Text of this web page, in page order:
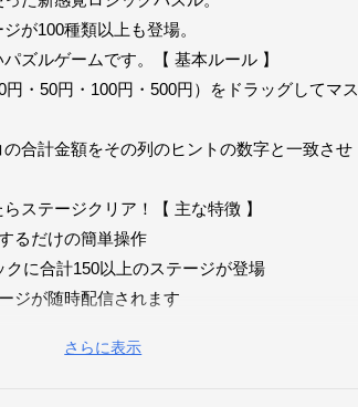
が100種類以上も登場。
ズルゲームです。【 基本ルール 】
・50円・100円・500円）をドラッグしてマス
合計金額をその列のヒントの数字と一致させ
ステージクリア！【 主な特徴 】
るだけの簡単操作
クに合計150以上のステージが登場
ジが随時配信されます
キングに対応。友達とスコアを競おう！【 対象
さらに表示